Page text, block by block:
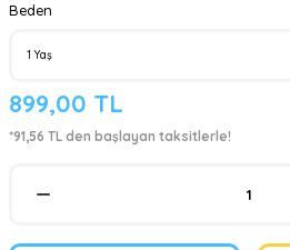
Beden
899,00 TL
*91,56 TL den başlayan taksitlerle!